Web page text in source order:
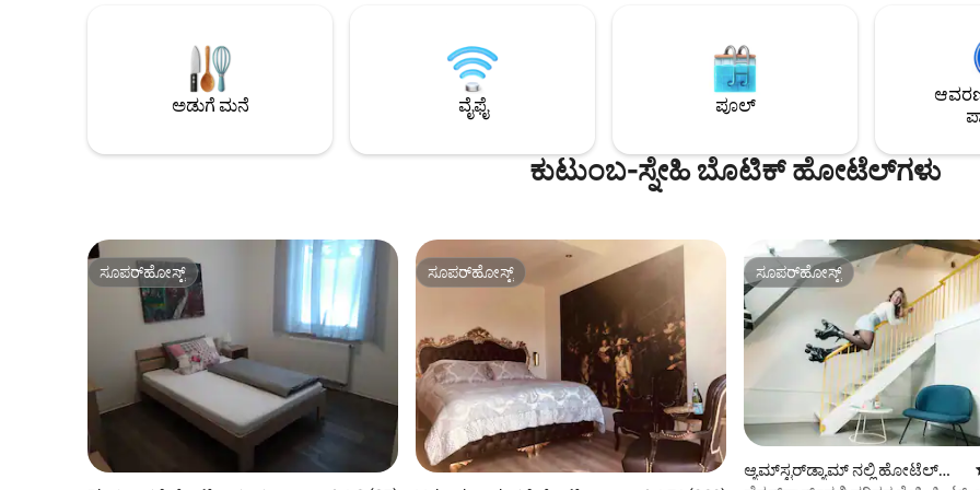
ನಗರದಲ್ಲಿ ಹೆಚ್ಚು ತಲುಪುವುದು ಸುಲಭ. ಸಾರ್ವಜನಿಕ
ಸಾರಿಗೆ ಸಂಪರ್ಕಗಳೂ ಇವೆ. ಕೈಗೆಟುಕುವ ದರದ
ಪಾರ್ಕಿಂಗ್ ಸ್ಥಳಗಳು ಲಭ್ಯವಿವೆ. ನಮ್ಮ ಪ್ರಯಾಣ
ಮಾರ್ಗದರ್ಶಿಯನ್ನು ನೋಡಿ
ಇದ್ದು, ಅದರಲ್ಲಿ ಪೂರಕ ಪಾನೀಯಗಳು, ಕಾಫಿ ಮತ್ತು
ಚಹಾ ತಯಾರಿಸುವ ಸೌಕರ್ಯಗಳಿವೆ.
ಲಭ್ಯವಿಲ್ಲವೇ? ನಂತರ ನನ್ನ ಪ್ರೊಫೈಲ್
ಎರಡು ವಾಸ್ತವ್ಯಗಳನ್ನು ನೋಡಿ. ಬೆಲೆ ನಗರ (7.26 €/
ವ್ಯಕ್ತಿ/ರಾತ್ರಿ)
ಅಡುಗೆ ಮನೆ ವೈಫೈ ಪೂಲ್
ಕುಟುಂಬ-ಸ್ನೇಹಿ ಬೊಟಿಕ್ ಹೋಟೆಲ್‌ಗಳು
ಸೂಪರ್‌ಹೋಸ್ಟ್
ಸೂಪರ್‌ಹೋಸ್ಟ್ ಸೂಪರ್‌ಹೋಸ್ಟ್
ಸೂಪರ್‌ಹೋಸ್ಟ್ ಸೂಪರ್‌ಹೋಸ್ಟ್
ಸೂಪರ್‌ಹೋಸ್ಟ್
ಆ್ಯಮ್‌ಸ್ಟರ್‌ಡ್ಯಾಮ್ ನಲ್ಲಿ ಹೋಟೆಲ್